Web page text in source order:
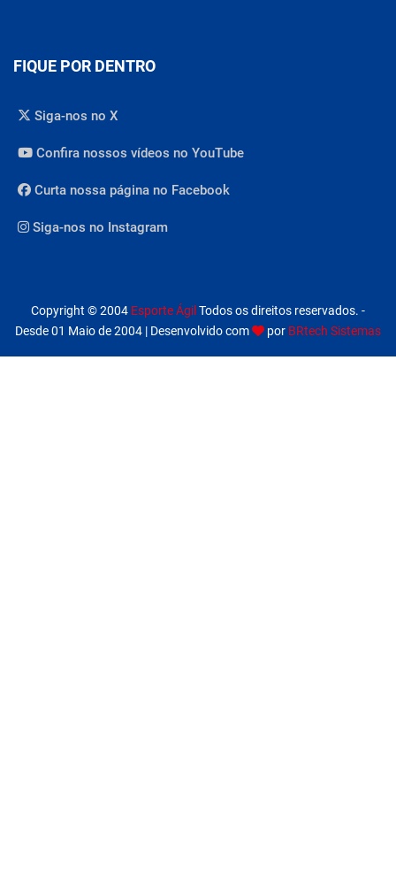
FIQUE POR DENTRO
Siga-nos no X
Confira nossos vídeos no YouTube
Curta nossa página no Facebook
Siga-nos no Instagram
Copyright © 2004 Esporte Ágil Todos os direitos reservados. -
Desde 01 Maio de 2004 | Desenvolvido com
por BRtech Sistemas